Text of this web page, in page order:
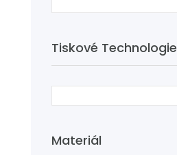
Tiskové Technologie
Materiál